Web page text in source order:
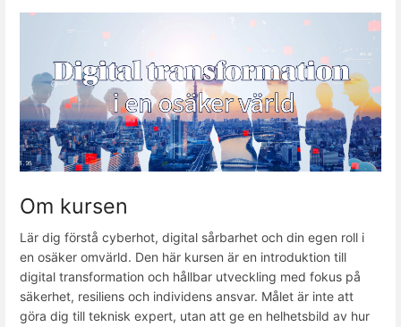
Om kursen
Lär dig förstå cyberhot, digital sårbarhet och din egen roll i
en osäker omvärld. Den här kursen är en introduktion till
digital transformation och hållbar utveckling med fokus på
säkerhet, resiliens och individens ansvar. Målet är inte att
göra dig till teknisk expert, utan att ge en helhetsbild av hur